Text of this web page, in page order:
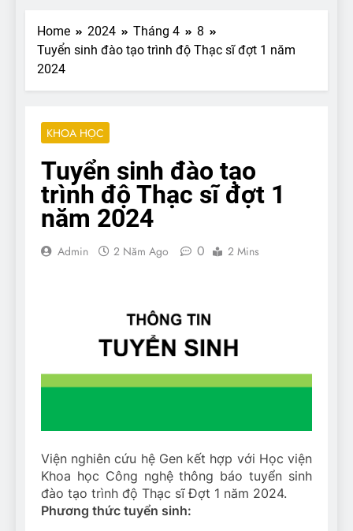
Home 2024 Tháng 4
8
Tuyển sinh đào tạo trình độ Thạc sĩ đợt 1 năm
2024
KHOA HỌC
Tuyển sinh đào tạo
trình độ Thạc sĩ đợt 1
năm 2024
Admin 2 Năm Ago 0 2 Mins
Viện nghiên cứu hệ Gen kết hợp với Học viện
Khoa học Công nghệ thông báo tuyển sinh
đào tạo trình độ Thạc sĩ Đợt 1 năm 2024.
Phương thức tuyển sinh: